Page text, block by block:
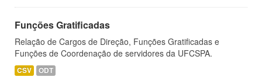
Funções Gratificadas
Relação de Cargos de Direção, Funções Gratificadas e
Funções de Coordenação de servidores da UFCSPA.
CSV ODT